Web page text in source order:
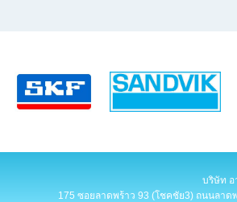
บริษัท อ
175 ซอยลาดพร้าว 93 (โชคชัย3) ถนนลาด